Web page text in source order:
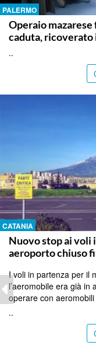
PALERMO
Operaio
caduta, ricoverato
..
CATANIA
Nuovo stop ai voli
aeroporto chiuso
I voli in partenza per il
l’aeromobile era già
operare con
..